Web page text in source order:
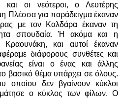
οι νεότεροι, ο Λευτέρης
Πλέσσα για παράδειγμα έκαναν
με τον Καλδάρα έκαναν τη
σπουδαία. Ή ακόμα και η
και αυτοί έκαναν
διάφορους συνθέτες και
είναι ο ένας και άλλης
βασικό θέμα υπάρχει σε όλους.
οποίου δεν βγαίνουν κύκλοι
ο κύκλος των φίλων. Ο